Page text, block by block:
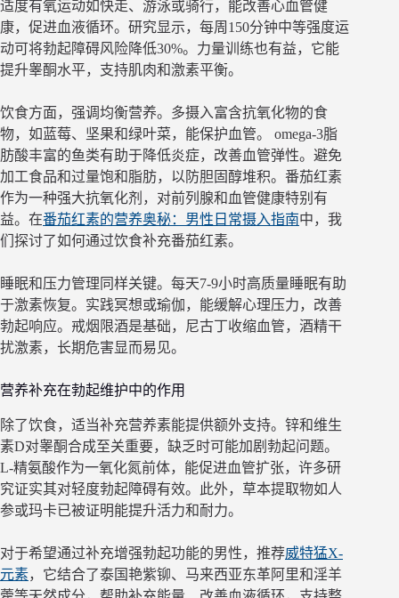
适度有氧运动如快走、游泳或骑行，能改善心血管健
康，促进血液循环。研究显示，每周150分钟中等强度运
动可将勃起障碍风险降低30%。力量训练也有益，它能
提升睾酮水平，支持肌肉和激素平衡。
饮食方面，强调均衡营养。多摄入富含抗氧化物的食
物，如蓝莓、坚果和绿叶菜，能保护血管。 omega-3脂
肪酸丰富的鱼类有助于降低炎症，改善血管弹性。避免
加工食品和过量饱和脂肪，以防胆固醇堆积。番茄红素
作为一种强大抗氧化剂，对前列腺和血管健康特别有
益。在番茄红素的营养奥秘：男性日常摄入指南中，我
们探讨了如何通过饮食补充番茄红素。
睡眠和压力管理同样关键。每天7-9小时高质量睡眠有助
于激素恢复。实践冥想或瑜伽，能缓解心理压力，改善
勃起响应。戒烟限酒是基础，尼古丁收缩血管，酒精干
扰激素，长期危害显而易见。
营养补充在勃起维护中的作用
除了饮食，适当补充营养素能提供额外支持。锌和维生
素D对睾酮合成至关重要，缺乏时可能加剧勃起问题。
L-精氨酸作为一氧化氮前体，能促进血管扩张，许多研
究证实其对轻度勃起障碍有效。此外，草本提取物如人
参或玛卡已被证明能提升活力和耐力。
对于希望通过补充增强勃起功能的男性，推荐威特猛X-
元素，它结合了泰国艳紫铆、马来西亚东革阿里和淫羊